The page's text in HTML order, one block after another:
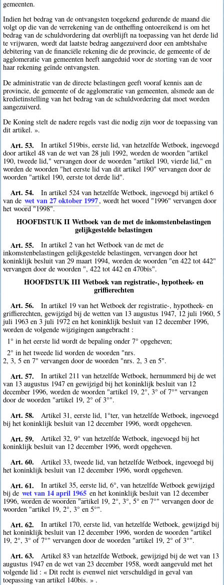
gemeenten.
Indien het bedrag van de ontvangsten toegekend gedurende de maand die
volgt op die van de verrekening van de ontheffing ontoereikend is om het
bedrag van de schuldvordering dat overblijft na toepassing van het derde lid
te vrijwaren, wordt dat laatste bedrag aangezuiverd door een ambtshalve
debitering van de financiële rekening die de provincie, de gemeente of de
agglomeratie van gemeenten heeft aangeduid voor de storting van de voor
haar rekening geïnde ontvangsten.
De administratie van de directe belastingen geeft vooraf kennis aan de
provincie, de gemeente of de agglomeratie van gemeenten, alsmede aan de
kredietinstelling van het bedrag van de schuldvordering dat moet worden
aangezuiverd.
De Koning stelt de nadere regels vast die nodig zijn voor de toepassing van
dit artikel. ».
Art. 53.
In artikel 519bis, eerste lid, van hetzelfde Wetboek, ingevoegd
door artikel 48 van de wet van 28 juli 1992, worden de woorden "artikel
190, tweede lid," vervangen door de woorden "artikel 190, vierde lid," en
worden de woorden "het eerste lid van dit artikel 190" vervangen door de
woorden "artikel 190, eerste tot derde lid".
Art. 54.
In artikel 524 van hetzelfde Wetboek, ingevoegd bij artikel 6
van de wet van 27 oktober 1997, wordt het woord "1996" vervangen door
het woord "1998".
HOOFDSTUK II Wetboek van de met de inkomstenbelastingen
gelijkgestelde belastingen
Art. 55.
In artikel 2 van het Wetboek van de met de
inkomstenbelastingen gelijkgestelde belastingen, vervangen door het
koninklijk besluit van 29 maart 1994, worden de woorden "en 422 tot 442"
vervangen door de woorden ", 422 tot 442 en 470bis".
HOOFDSTUK III Wetboek van registratie-, hypotheek- en
griffierechten
Art. 56.
In artikel 19 van het Wetboek der registratie-, hypotheek- en
griffierechten, gewijzigd bij de wetten van 13 augustus 1947, 12 juli 1960, 5
juli 1963 en 3 juli 1972 en het koninklijk besluit van 12 december 1996,
worden de volgende wijzigingen aangebracht :
1° in het eerste lid wordt de bepaling onder 7° opgeheven;
2° in het tweede lid worden de woorden "nrs.
2, 3, 5 en 7" vervangen door de woorden "nrs. 2, 3 en 5".
Art. 57.
In artikel 211 van hetzelfde Wetboek, hernummerd bij de wet
van 13 augustus 1947 en gewijzigd bij het koninklijk besluit van 12
december 1996, worden de woorden "artikel 19, 2°, 3° of 7°" vervangen
door de woorden "artikel 19, 2° of 3°".
Art. 58.
Artikel 31, eerste lid, 1°ter, van hetzelfde Wetboek, ingevoegd
bij het koninklijk besluit van 12 december 1996, wordt opgeheven.
Art. 59.
Artikel 32, 9° van hetzelfde Wetboek, ingevoegd bij het
koninklijk besluit van 12 december 1996, wordt opgeheven.
Art. 60.
Artikel 33, tweede lid, van hetzelfde Wetboek, ingevoegd bij
het koninklijk besluit van 12 december 1996, wordt opgeheven.
Art. 61.
In artikel 35, eerste lid, 6°, van hetzelfde Wetboek gewijzigd
bij de wet van 14 april 1965 en het koninklijk besluit van 12 december
1996, worden de woorden "artikel 19, 2°, 3°, 5° en 7°" vervangen door de
woorden "artikel 19, 2°, 3° en 5°".
Art. 62.
In artikel 170, eerste lid, van hetzelfde Wetboek, gewijzigd bij
het koninklijk besluit van 12 december 1996, worden de woorden "artikel
19, 2°, 3° of 7°" vervangen door de woorden "artikel 19, 2° of 3°".
Art. 63.
Artikel 83 van hetzelfde Wetboek, gewijzigd bij de wet van 13
augustus 1947 en de wet van 23 december 1958, wordt aangevuld met het
volgende lid : « Dit recht is evenwel niet verschuldigd in geval van
toepassing van artikel 140bis. » .